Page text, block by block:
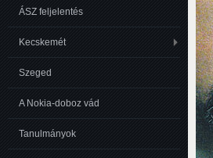
ÁSZ feljelentés
Kecskemét
Szeged
A Nokia-doboz vád
Tanulmányok